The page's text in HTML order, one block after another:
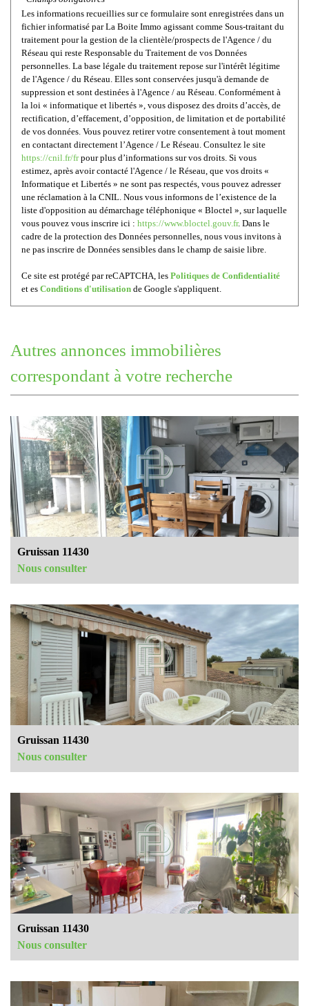
Les informations recueillies sur ce formulaire sont enregistrées dans un
fichier informatisé par La Boite Immo agissant comme Sous-traitant du
traitement pour la gestion de la clientèle/prospects de l'Agence / du
Réseau qui reste Responsable du Traitement de vos Données
personnelles. La base légale du traitement repose sur l'intérêt légitime
de l'Agence / du Réseau. Elles sont conservées jusqu'à demande de
suppression et sont destinées à l'Agence / au Réseau. Conformément à
la loi « informatique et libertés », vous disposez des droits d’accès, de
rectification, d’effacement, d’opposition, de limitation et de portabilité
de vos données. Vous pouvez retirer votre consentement à tout moment
en contactant directement l’Agence / Le Réseau. Consultez le site
https://cnil.fr/frpour plus d’informations sur vos droits. Si vous
estimez, après avoir contacté l'Agence / le Réseau, que vos droits «
Informatique et Libertés » ne sont pas respectés, vous pouvez adresser
une réclamation à la CNIL. Nous vous informons de l’existence de la
liste d'opposition au démarchage téléphonique « Bloctel », sur laquelle
vous pouvez vous inscrire ici : https://www.bloctel.gouv.fr. Dans le
cadre de la protection des Données personnelles, nous vous invitons à
ne pas inscrire de Données sensibles dans le champ de saisie libre.
Ce site est protégé par reCAPTCHA, les Politiques de Confidentialité
et es Conditions d'utilisation de Google s'appliquent.
autres annonces immobilières
correspondant à votre recherche
Gruissan 11430
Nous consulter
Gruissan 11430
Nous consulter
Gruissan 11430
Nous consulter